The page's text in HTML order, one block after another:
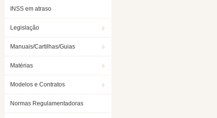
INSS em atraso
Legislação
Manuais/Cartilhas/Guias
Matérias
Modelos e Contratos
Normas Regulamentadoras